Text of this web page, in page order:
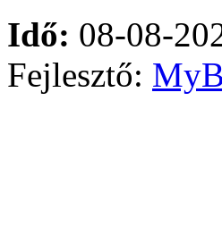
Idő: 08-08-
Fejlesztő: